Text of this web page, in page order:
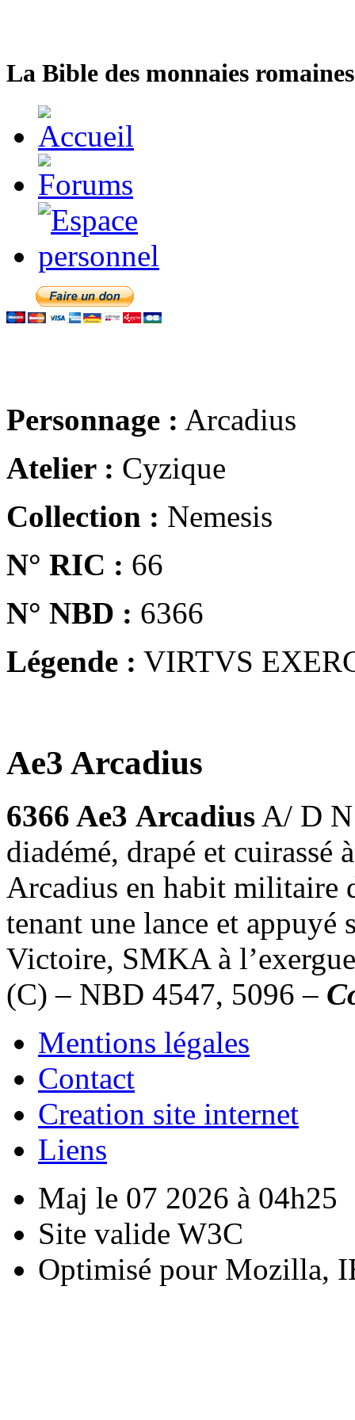
La Bible des monnaies
Personnage : Arcadius
Atelier : Cyzique
Collection : Nemesis
N° RIC : 66
N° NBD : 6366
Légende : VIRTVS
Ae3 Arcadius
6366 Ae3 Arcadius A/ D
diadémé, drapé et
Arcadius en habit militaire
tenant une lance et
Victoire, SMKA à
(C) – NBD 4547, 5096 –
Mentions légales
Contact
Creation site internet
Liens
Maj le 07 2026 à 04h25
Site valide W3C
Optimisé pour Mozilla,